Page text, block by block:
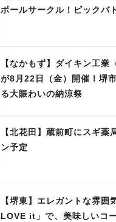
ボールサークル！ピックバ
【なかもず】ダイキン工業
が8月22日（金）開催！堺
る大賑わいの納涼祭
【北花田】蔵前町にスギ薬
ン予定
【堺東】エレガントな雰囲
LOVE it」で、美味しいコーヒーはいかが